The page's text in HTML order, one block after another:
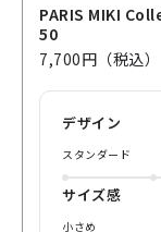
て、色合いも重た
入できるので、普
みてはいかがで
せてみると可愛
掛けて。。。 う
PARIS MIKI
50
7,700円（税込）
デザイン
スタンダード
サイズ感
小さめ